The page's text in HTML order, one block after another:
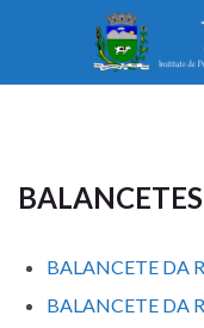
BALANCETE DA
BALANCETE DA